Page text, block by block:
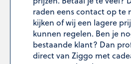
raden eens contact op te
kijken of wij een lagere
kunnen regelen. Ben je
bestaande klant? Dan
direct van Ziggo met